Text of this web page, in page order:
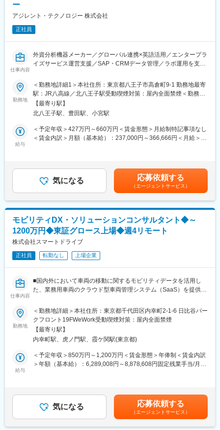
◆特徴：
・空間コンピューティングとロボティクスを横断する、他社には
ンバーとして関われる
・UK・ドイツ・中国などグローバルチームとの密な連携
リアパスを選択可能
変更の範囲：会社の定める業務
クス制度も導入しており、柔軟に働ける環境を整備しておりま
す。
5名のメンバーで構成されており、お客様の測定用途に応じた測定
ニーズを捉え、製品およびソリューションの専門家として、国内
を進めています。
■やりがい：
石油、化学、金属、製紙など様々な産業において、プロセス分析
の必要性は次第に大きくなっており、国内外の様々なお客様に対
して提案を進めることが可能です。ニーズをお伺いした上で適切
なソリューションを提案することを重要視しており、幅広い提案
が可能です。また、国内外問わず、いろいろな地域、文化圏の
■当社について：
当社は制御分野におけるグローバルカンパニーで関係会社が国内
りやインフラを支えております。
変更の範囲：会社の定める業務
ー
アジレント・テクノロジー 株式会社
正社員
仕事内容
外資分析機器メーカー／グローバル連携×英語活用／エンタープラ
イズサービス運営支援／SAP・CRMデータ管理／ラボ運用を支え
ート可
■業務内容：
弊社エンタープライズサービス（ラボ運用の包括的なサポートサ
ービス）の実行に関わる事務業務です。
エンタープライズサービスはこちら：
https://www.agilent.com/Library/brochures/low_5991-
・エンタープライズサービスの実行に伴う、各データの精査と入
・オペレーションに伴うドキュメントの管理
■当社の特徴：
当社は、飲料水などの環境分析分野、食品偽装や残留農薬などの
食品分析分野、危険ドラッグなどの法医学など、多岐にわたる化
学分析の分野はもちろん、製薬・バイオテクノロジーなどのライ
フサイエンス分野にも強みを持っています。
■当社の魅力：
・当社はアメリカ発の世界最大級の分析機器メーカーです。約
を誇り、NY証券取引所に上場、S&P500構成銘柄にも選ばれてい
ます。
・当社は様々な業界の主要6分野、食品、環境・法医学、製薬、診
断、化学・エネルギー、研究に事業ポートフォリオを張ってお
変更の範囲：会社の定める業務
勤務地
＜勤務地詳細1＞本社住所：東京都八王子市高倉町9-1 勤務地最寄
駅：JR八高線／北八王子駅受動喫煙対策：屋内全面禁煙＜勤務地
詳細2＞顧客先（東京都・神奈川県）住所：東京都 受動喫煙対
策：屋内全面禁煙変更の範囲：会社の定める事業所（リモートワ
【最寄り駅】
北八王子駅、豊田駅、小宮駅
給与
＜予定年収＞427万円～660万円＜賃金形態＞月給制特記事項なし
＜賃金内訳＞月額（基本給）：237,000円～366,666円＜月給＞
る可能性があります。月給(月額)は固定手当を含めた表記です。
気になる 応募依頼する
（エージェントサービス）
モビリティDX・ソリューションコンサルタント◆～
1200万円◆東証グロース上場◆週4リモート
株式会社スマートドライブ
正社員 転勤なし 上場企業
仕事内容
■国内外において車両の移動に関するモビリティデータを活用し
た、業務用車両のクラウド型車両管理システム（SaaS）を提供■
■業務内容：
期間事業である「SmartDrive Fleet（SaaS）」の車両管理技術と
AIを武器に、エンタープライズ企業およびモビリティ産業のステ
ークホルダー（リース・保険・エネルギー等）に対し、次世代の
事業モデル構築からクロージングまでを一気通貫でリードしてい
ただきます。
を変えるような大規模な提携・事業開発型セールスを推進いただ
く役割です。
勤務地
＜勤務地詳細＞本社住所：東京都千代田区内幸町2-1-6 日比谷パー
クフロント19FWeWork受動喫煙対策：屋内全面禁煙
【最寄り駅】
内幸町駅、虎ノ門駅、霞ケ関駅(東京都)
給与
＜予定年収＞850万円～1,200万円＜賃金形態＞年俸制＜賃金内訳
＞年額（基本給）：6,289,008円～8,878,608円固定残業手当/月：
金はあくまでも目安の金額であり、選考を通じて上下する可能性
があります。月給(月額)は固定手当を含めた表記です。
気になる 応募依頼する
（エージェントサービス）